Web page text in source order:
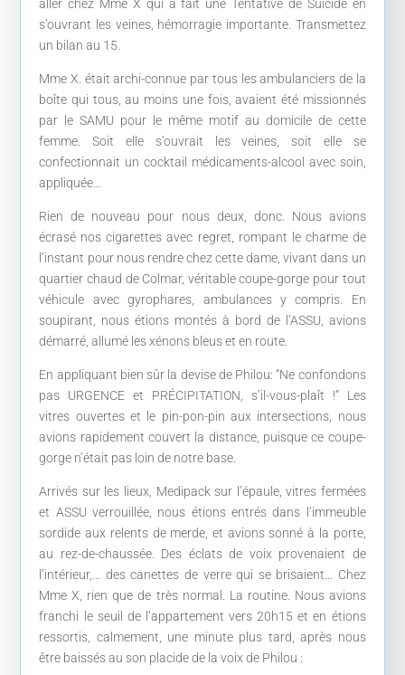
aller chez Mme X qui a fait une Tentative de Suicide en
s’ouvrant les veines, hémorragie importante. Transmettez
un bilan au 15.
Mme X. était archi-connue par tous les ambulanciers de la
boîte qui tous, au moins une fois, avaient été missionnés
par le SAMU pour le même motif au domicile de cette
femme. Soit elle s’ouvrait les veines, soit elle se
confectionnait un cocktail médicaments-alcool avec soin,
appliquée…
Rien de nouveau pour nous deux, donc. Nous avions
écrasé nos cigarettes avec regret, rompant le charme de
l’instant pour nous rendre chez cette dame, vivant dans un
quartier chaud de Colmar, véritable coupe-gorge pour tout
véhicule avec gyrophares, ambulances y compris. En
soupirant, nous étions montés à bord de l’ASSU, avions
démarré, allumé les xénons bleus et en route.
En appliquant bien sûr la devise de Philou: “Ne confondons
pas URGENCE et PRÉCIPITATION, s’il-vous-plaît !” Les
vitres ouvertes et le pin-pon-pin aux intersections, nous
avions rapidement couvert la distance, puisque ce coupe-
gorge n’était pas loin de notre base.
Arrivés sur les lieux, Medipack sur l’épaule, vitres fermées
et ASSU verrouillée, nous étions entrés dans l’immeuble
sordide aux relents de merde, et avions sonné à la porte,
au rez-de-chaussée. Des éclats de voix provenaient de
l’intérieur,… des canettes de verre qui se brisaient… Chez
Mme X, rien que de très normal. La routine. Nous avions
franchi le seuil de l’appartement vers 20h15 et en étions
ressortis, calmement, une minute plus tard, après nous
être baissés au son placide de la voix de Philou :